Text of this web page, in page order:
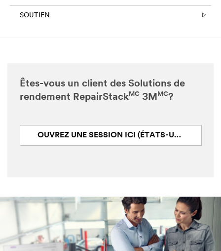
SOUTIEN
Êtes-vous un client des Solutions de
rendement RepairStackMC 3M MC?
OUVREZ UNE SESSION ICI (ÉTATS-UNIS, EN ANGLAIS SEULEMENT)